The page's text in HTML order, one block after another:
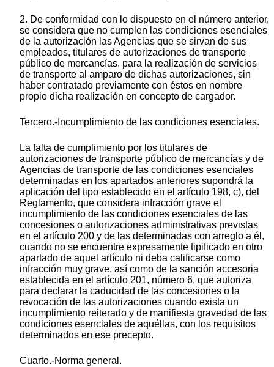
2. De conformidad con lo dispuesto en el número anterior,
se considera que no cumplen las condiciones esenciales
de la autorización las Agencias que se sirvan de sus
empleados, titulares de autorizaciones de transporte
público de mercancías, para la realización de servicios
de transporte al amparo de dichas autorizaciones, sin
haber contratado previamente con éstos en nombre
propio dicha realización en concepto de cargador.
Tercero.-Incumplimiento de las condiciones esenciales.
La falta de cumplimiento por los titulares de
autorizaciones de transporte público de mercancías y de
Agencias de transporte de las condiciones esenciales
determinadas en los apartados anteriores supondrá la
aplicación del tipo establecido en el artículo 198, c), del
Reglamento, que considera infracción grave el
incumplimiento de las condiciones esenciales de las
concesiones o autorizaciones administrativas previstas
en el artículo 200 y de las determinadas con arreglo a él,
cuando no se encuentre expresamente tipificado en otro
apartado de aquel artículo ni deba calificarse como
infracción muy grave, así como de la sanción accesoria
establecida en el artículo 201, número 6, que autoriza
para declarar la caducidad de las concesiones o la
revocación de las autorizaciones cuando exista un
incumplimiento reiterado y de manifiesta gravedad de las
condiciones esenciales de aquéllas, con los requisitos
determinados en ese precepto.
Cuarto.-Norma general.